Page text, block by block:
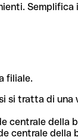
filiale.
tratta di
centrale della
centrale della